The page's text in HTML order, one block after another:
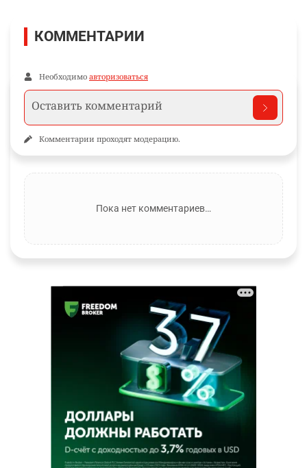
КОММЕНТАРИИ
Необходимо авторизоваться
Комментарии проходят модерацию.
Пока нет комментариев…